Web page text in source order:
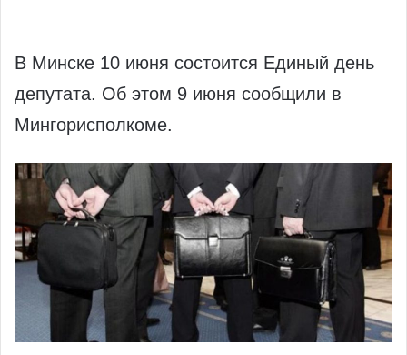
В Минске 10 июня состоится Единый день
депутата. Об этом 9 июня сообщили в
Мингорисполкоме.